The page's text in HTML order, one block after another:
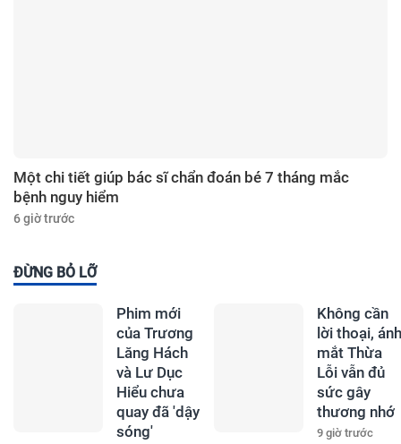
Một chi tiết giúp bác sĩ chẩn đoán bé 7 tháng mắc
bệnh nguy hiểm
6 giờ trước
ĐỪNG BỎ LỠ
Phim mới
của Trương
Lăng Hách
và Lư Dục
Hiểu chưa
quay đã 'dậy
sóng'
Không cần
lời thoại, ánh
mắt Thừa
Lỗi vẫn đủ
sức gây
thương nhớ
9 giờ trước